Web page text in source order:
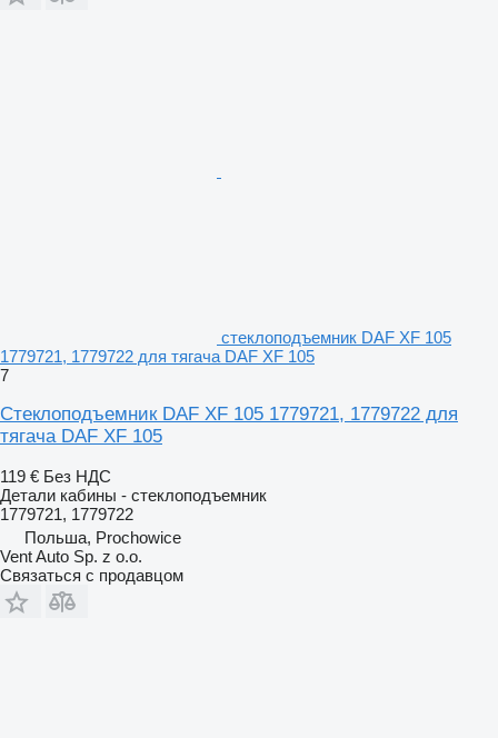
стеклоподъемник DAF XF 105
1779721, 1779722 для тягача DAF XF 105
7
Стеклоподъемник DAF XF 105 1779721, 1779722 для
тягача DAF XF 105
119 € Без НДС
Детали кабины - стеклоподъемник
1779721, 1779722
Польша, Prochowice
Vent Auto Sp. z o.o.
Связаться с продавцом